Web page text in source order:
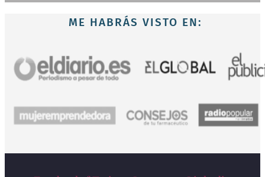
ME HABRÁS VISTO EN: